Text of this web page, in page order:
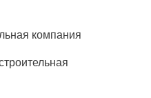
компания